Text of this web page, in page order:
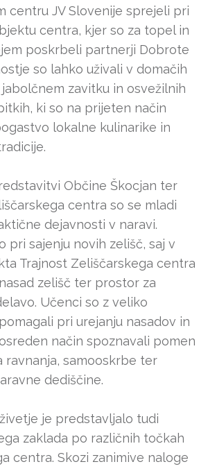
centru JV Slovenije sprejeli pri
centra, kjer so za topel in
poskrbeli partnerji Dobrote
so lahko uživali v domačih
zavitku in osvežilnih
ki so na prijeten način
lokalne kulinarike in
Občine Škocjan ter
centra so se mladi
dejavnosti v naravi.
pri sajenju novih zelišč, saj v
Trajnost Zeliščarskega centra
zelišč ter prostor za
Učenci so z veliko
pri urejanju nasadov in
način spoznavali pomen
ravnanja, samooskrbe ter
dediščine.
je predstavljalo tudi
zaklada po različnih točkah
centra. Skozi zanimive naloge